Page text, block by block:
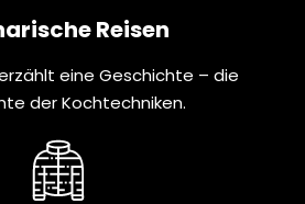
Reisen
eine Geschichte – die
der Kochtechniken.